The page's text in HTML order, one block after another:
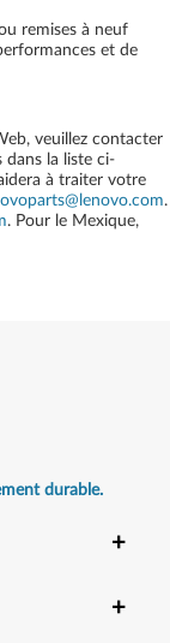
remises à neuf
et de
veuillez contacter
dans la liste ci-
à traiter votre
.
. Pour le Mexique,
durable.
+
+